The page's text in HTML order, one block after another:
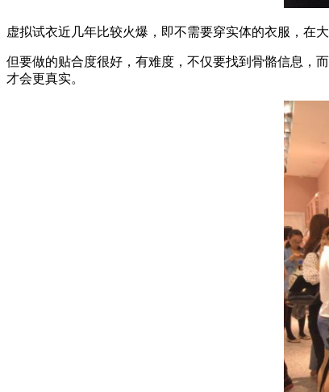
虚拟试衣近几年比较火爆，即不需要穿实体的衣服，在
但要做的贴合度很好，有难度，不仅要找到骨骼信息，
才会更真实。